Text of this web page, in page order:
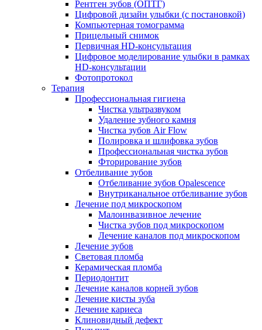
Рентген зубов (ОПТГ)
Цифровой дизайн улыбки (с постановкой)
Компьютерная томограмма
Прицельный снимок
Первичная HD-консультация
Цифровое моделирование улыбки в рамках
HD-консультации
Фотопротокол
Терапия
Профессиональная гигиена
Чистка ультразвуком
Удаление зубного камня
Чистка зубов Air Flow
Полировка и шлифовка зубов
Профессиональная чистка зубов
Фторирование зубов
Отбеливание зубов
Отбеливание зубов Opalescence
Внутриканальное отбеливание зубов
Лечение под микроскопом
Малоинвазивное лечение
Чистка зубов под микроскопом
Лечение каналов под микроскопом
Лечение зубов
Световая пломба
Керамическая пломба
Периодонтит
Лечение каналов корней зубов
Лечение кисты зуба
Лечение кариеса
Клиновидный дефект